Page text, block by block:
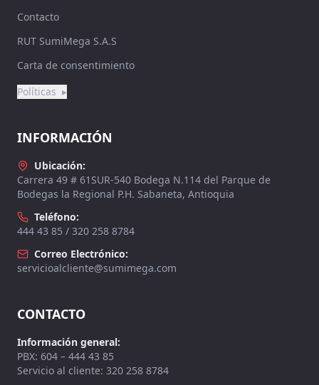
Contacto
RUT SumiMega S.A.S
Carta de consentimiento
Políticas ▸
INFORMACIÓN
Ubicación:
Carrera 49 # 61SUR-540 Bodega N.114 del Parque de
Bodegas la Regional P.H. Sabaneta, Antioquia
Teléfono:
444 43 85 / 320 258 8784
Correo Electrónico:
servicioalcliente@sumimega.com
CONTACTO
Información general:
PBX: 604 – 444 43 85
Servicio al cliente: 320 258 8784